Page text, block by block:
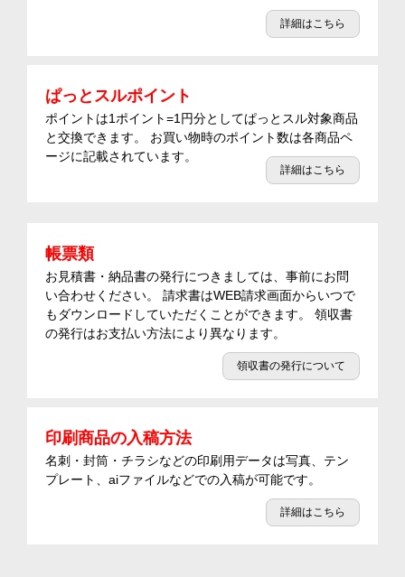
詳細はこちら
ぱっとスルポイント
ポイントは1ポイント=1円分としてぱっとスル対象商品
と交換できます。 お買い物時のポイント数は各商品ペ
ージに記載されています。
詳細はこちら
帳票類
お見積書・納品書の発行につきましては、事前にお問
い合わせください。 請求書はWEB請求画面からいつで
もダウンロードしていただくことができます。 領収書
の発行はお支払い方法により異なります。
領収書の発行について
印刷商品の入稿方法
名刺・封筒・チラシなどの印刷用データは写真、テン
プレート、aiファイルなどでの入稿が可能です。
詳細はこちら